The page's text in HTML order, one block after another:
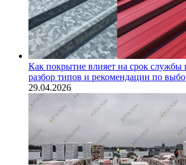
Как покрытие влияет на срок службы
разбор типов и рекомендации по
29.04.2026